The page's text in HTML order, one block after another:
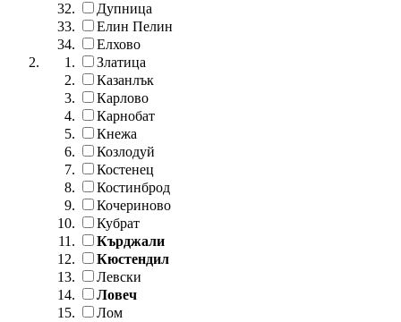
Дупница
Елин Пелин
Елхово
Златица
Казанлък
Карлово
Карнобат
Кнежа
Козлодуй
Костенец
Костинброд
Кочериново
Кубрат
Кърджали
Кюстендил
Левски
Ловеч
Лом